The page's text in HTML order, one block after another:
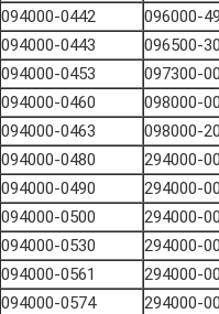
094000-0442
096000-
094000-0443
096500-
094000-0453
097300-
094000-0460
098000-
094000-0463
098000-
094000-0480
294000-
094000-0490
294000-
094000-0500
294000-
094000-0530
294000-
094000-0561
294000-
094000-0574
294000-